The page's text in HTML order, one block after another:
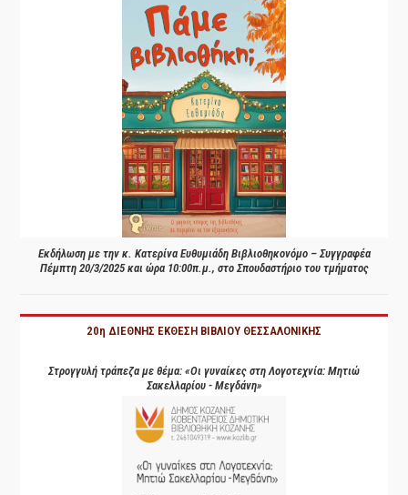
Εκδήλωση με την κ. Κατερίνα Ευθυμιάδη Βιβλιοθηκονόμο – Συγγραφέα
Πέμπτη 20/3/2025 και ώρα 10:00π.μ., στο Σπουδαστήριο του τμήματος
20η ΔΙΕΘΝΗΣ ΕΚΘΕΣΗ ΒΙΒΛΙΟΥ ΘΕΣΣΑΛΟΝΙΚΗΣ
Στρογγυλή τράπεζα με θέμα: «Οι γυναίκες στη Λογοτεχνία: Μητιώ
Σακελλαρίου - Μεγδάνη»